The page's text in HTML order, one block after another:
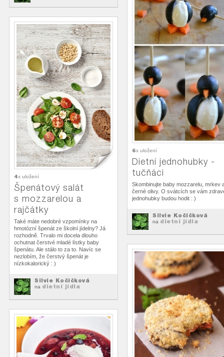
6x uložení
Dietní jednohubky -
tučňáci
Skombinujte baby mozzarelu, mrkev
černé olivy. O svátcích se vám
jednohubky budou hodit : )
Silvie Kočičková
na dietní jídla
4x uložení
Špenátový salát
s mozzarelou a
rajčátky
Také máte nedobré vzpomínky na
hmotózní špenát ze školní jídelny? Já
rozhodně. Trvalo mi docela dlouho
ochutnat čerstvé mladé lístky baby
špenátu. Ale stálo to za to. Navíc se
nezlobím, že čerstvý špenát je
nízkokalorický : )
Silvie Kočičková
na dietní jídla